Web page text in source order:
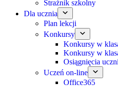
Strażnik szkolny
Dla ucznia
Plan lekcji
Konkursy
Konkursy w
Konkursy w
Osiągnięcia
Uczeń on-line
Office365